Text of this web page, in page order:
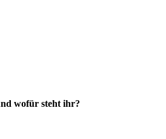
wofür steht ihr?